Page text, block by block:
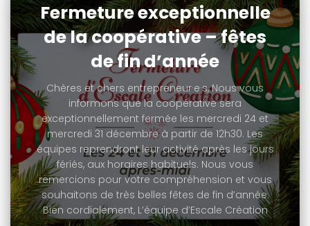
Fermeture exceptionnelle
de la coopérative – fêtes
de fin d’année
Chères et chers entrepreneur·e·s, Nous vous
informons que la coopérative sera
exceptionnellement fermée les mercredi 24 et
mercredi 31 décembre à partir de 12h30. Les
équipes reprendront leur activité après les jours
fériés, aux horaires habituels. Nous vous
remercions pour votre compréhension et vous
souhaitons de très belles fêtes de fin d’année.
Bien cordialement, L’équipe d’Escale Création